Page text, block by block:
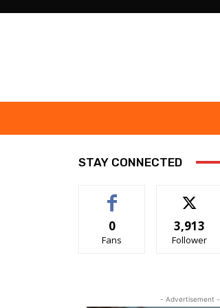
STAY CONNECTED
0
Fans
3,913
Follower
- Advertisement -